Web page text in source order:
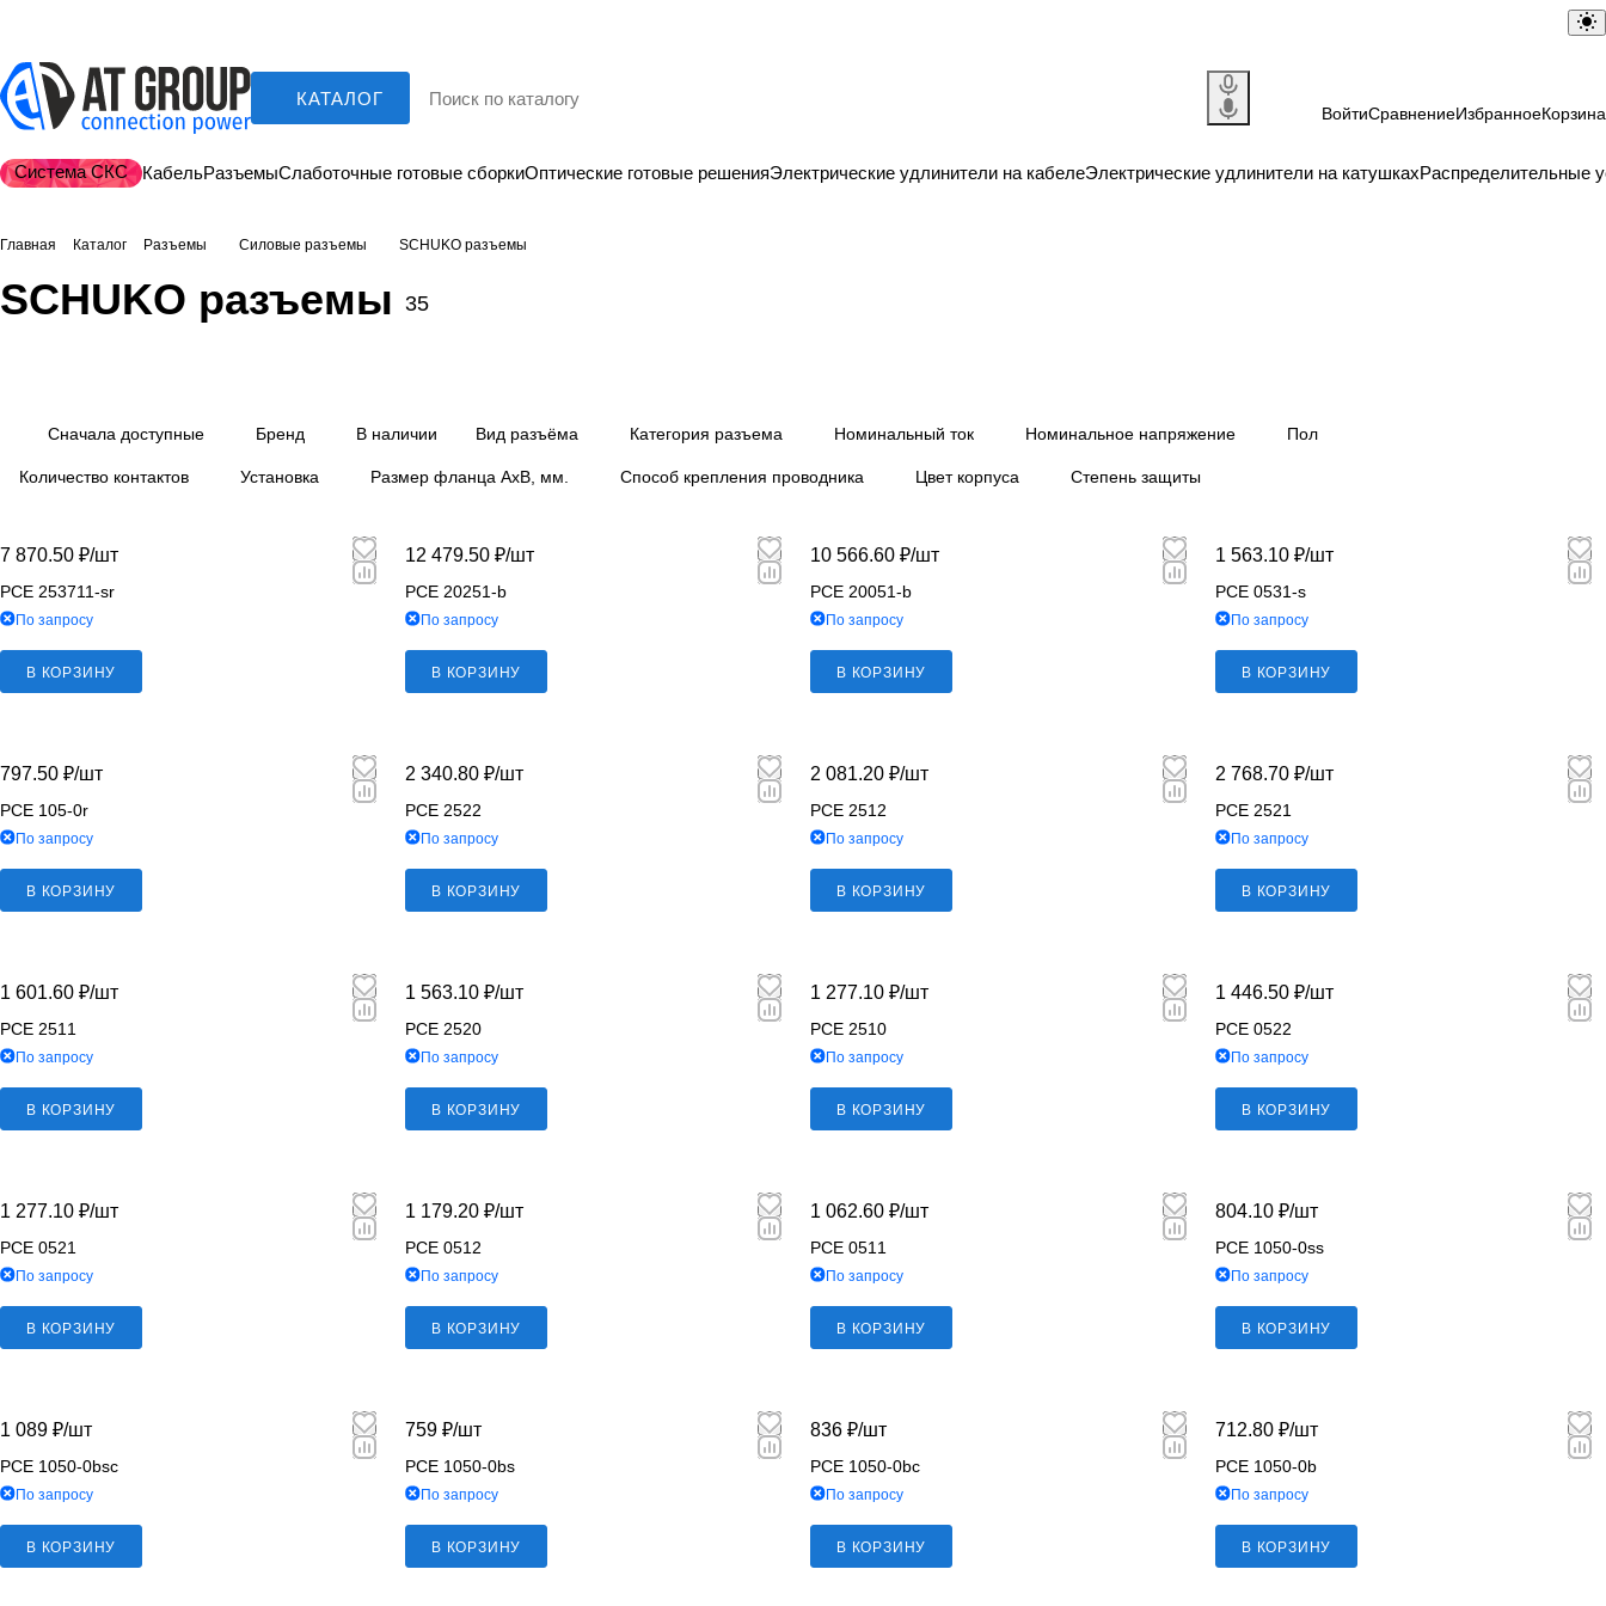
КАТАЛОГ
ВойтиСравнениеИзбранноеКорзина
Система СКС КабельРазъемыСлаботочные готовые сборкиОптические готовые решенияЭлектрические удлинители на кабелеЭлектрические удлинители на катушкахРаспределительные
Главная Каталог Разъемы Силовые разъемы SCHUKO разъемы
SCHUKO разъемы 35
Кабельные Панельные
Сначала доступные Бренд В наличии Вид разъёма Категория разъема Номинальный ток Номинальное напряжение Пол
Количество контактов Установка Размер фланца AxB, мм. Способ крепления проводника Цвет корпуса Степень защиты
7 870.50 ₽/шт
PCE 253711-sr
По запросу
В КОРЗИНУ
12 479.50 ₽/шт
PCE 20251-b
По запросу
В КОРЗИНУ
10 566.60 ₽/шт
PCE 20051-b
По запросу
В КОРЗИНУ
1 563.10 ₽/шт
PCE 0531-s
По запросу
В КОРЗИНУ
797.50 ₽/шт
PCE 105-0r
По запросу
В КОРЗИНУ
2 340.80 ₽/шт
PCE 2522
По запросу
В КОРЗИНУ
2 081.20 ₽/шт
PCE 2512
По запросу
В КОРЗИНУ
2 768.70 ₽/шт
PCE 2521
По запросу
В КОРЗИНУ
1 601.60 ₽/шт
PCE 2511
По запросу
В КОРЗИНУ
1 563.10 ₽/шт
PCE 2520
По запросу
В КОРЗИНУ
1 277.10 ₽/шт
PCE 2510
По запросу
В КОРЗИНУ
1 446.50 ₽/шт
PCE 0522
По запросу
В КОРЗИНУ
1 277.10 ₽/шт
PCE 0521
По запросу
В КОРЗИНУ
1 179.20 ₽/шт
PCE 0512
По запросу
В КОРЗИНУ
1 062.60 ₽/шт
PCE 0511
По запросу
В КОРЗИНУ
804.10 ₽/шт
PCE 1050-0ss
По запросу
В КОРЗИНУ
1 089 ₽/шт
PCE 1050-0bsc
По запросу
В КОРЗИНУ
759 ₽/шт
PCE 1050-0bs
По запросу
В КОРЗИНУ
836 ₽/шт
PCE 1050-0bc
По запросу
В КОРЗИНУ
712.80 ₽/шт
PCE 1050-0b
По запросу
В КОРЗИНУ